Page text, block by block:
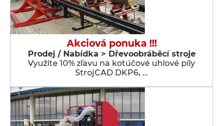
Akciová ponuka !!!
Prodej / Nabídka > Dřevoobráběcí stroje
Využite 10% zľavu na kotúčové uhlové píly
StrojCAD DKP6, …